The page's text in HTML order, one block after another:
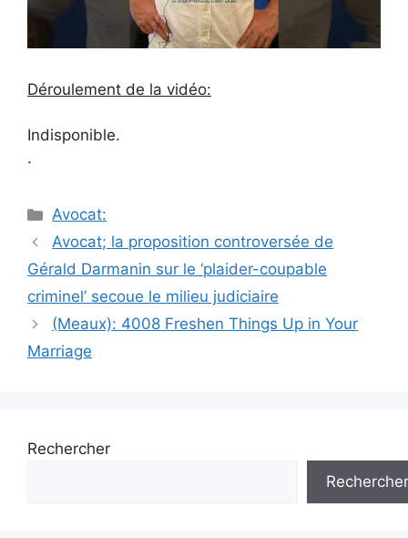
Déroulement de la vidéo:
Indisponible.
.
Catégories
Avocat:
Navigation
des
Avocat; la proposition controversée de
Gérald Darmanin sur le ‘plaider-coupable
criminel’ secoue le milieu judiciaire
(Meaux): 4008 Freshen Things Up in Your
Marriage
Rechercher
Rechercher